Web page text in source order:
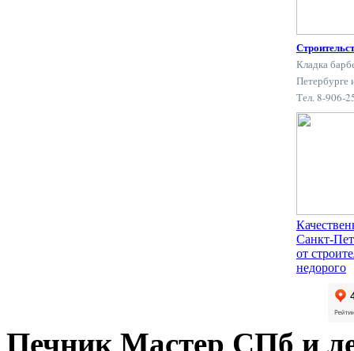
Кладка
Петербурге
Тел. 8-906-
Санкт-
от
недорого
Печник Мастер СПб и